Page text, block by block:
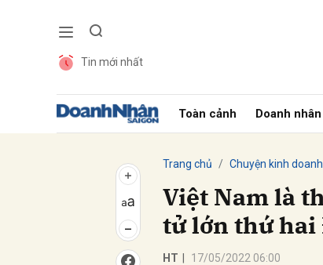
Tin mới nhất
Toàn cảnh Doanh nhân
Trang chủ Chuyện kinh doanh
Việt Nam là
tử lớn thứ hai
HT 17/05/2022 06:00